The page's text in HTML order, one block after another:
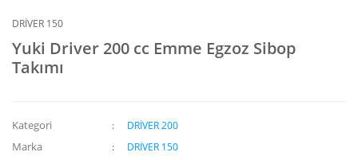
DRİVER 150
Yuki Driver 200 cc Emme Egzoz Sibop
Takımı
Kategori DRİVER 200
Marka DRİVER 150